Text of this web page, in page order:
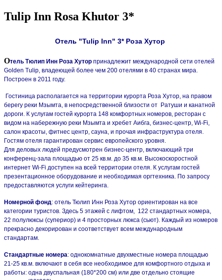
Tulip Inn Rosa Khutor 3*
Отель "Tulip Inn" 3* Роза Хутор
Отель Тюлип Инн Роза Хутор принадлежит международной сети отелей
Golden Tulip, владеющей более чем 200 отелями в 40 странах мира.
Построен в 2011 году.
Гостиница располагается на территории курорта Роза Хутор, на правом
берегу реки Мзымта, в непосредственной близости от Ратуши и канатной
дороги. К услугам гостей курорта 148 комфортных номеров, ресторан с
видом на набережную реки Мзымта и хребет Аибга, бизнес-центр, Wi-Fi,
салон красоты, фитнес центр, сауна, и прочая инфраструктура отеля.
Гостям отеля гарантирован сервис европейского уровня.
Для деловых людей предусмотрен бизнес-центр, включающий три
конференц-зала площадью от 25 кв.м. до 35 кв.м. Высокоскоростной
интернет Wi-Fi доступен на всей территории отеля. К услугам гостей
презентационное оборудование и необходимая оргтехника. По запросу
предоставляются услуги кейтеринга.
Номерной фонд: отель Тюлип Инн Роза Хутор ориентирован на все
категории туристов. Здесь 5 этажей с лифтом, 122 стандартных номера,
22 полулюксы (супериор) и 4 просторных люкса (сьют). Каждый из номеров
прекрасно декорирован и соответствует всем международным
стандартам.
Стандартные номера: однокомнатные двухместные номера площадью
21-25 кв.м. включают в себя все необходимое для комфортного отдыха и
работы: одна двуспальная (180*200 см) или две отдельно стоящие